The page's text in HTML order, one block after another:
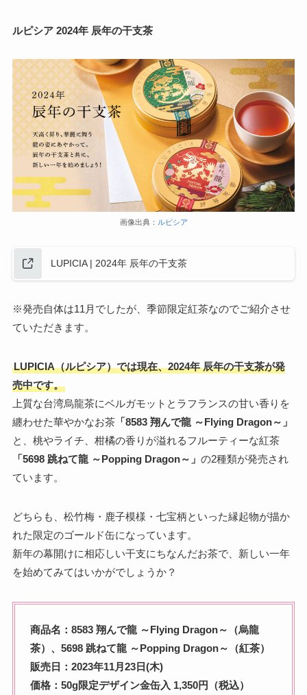
ルピシア 2024年 辰年の干支茶
画像出典： ルピシア
LUPICIA | 2024年 辰年の干支茶
※発売自体は11月でしたが、季節限定紅茶なのでご紹介させ
ていただきます。
LUPICIA（ルピシア）では現在、2024年 辰年の干支茶が発
売中です。
上質な台湾烏龍茶にベルガモットとラフランスの甘い香りを
纏わせた華やかなお茶「8583 翔んで龍 ～Flying Dragon～」
と、桃やライチ、柑橘の香りが溢れるフルーティーな紅茶
「5698 跳ねて龍 ～Popping Dragon～」 の2種類が発売され
ています。
どちらも、松竹梅・鹿子模様・七宝柄といった縁起物が描か
れた限定のゴールド缶になっています。
新年の幕開けに相応しい干支にちなんだお茶で、新しい一年
を始めてみてはいかがでしょうか？
商品名：8583 翔んで龍 ～Flying Dragon～（烏龍
茶）、5698 跳ねて龍 ～Popping Dragon～（紅茶）
販売日：2023年11月23日(木)
価格：50g限定デザイン金缶入 1,350円（税込）